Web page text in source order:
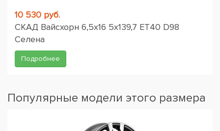
10 530 руб.
СКАД Вайсхорн 6,5x16 5x139,7 ET40 D98
Селена
Подробнее
Популярные модели этого размера